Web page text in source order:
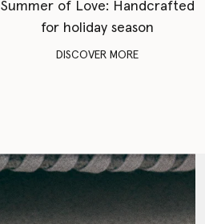
Summer of Love: Handcrafted
for holiday season
DISCOVER MORE